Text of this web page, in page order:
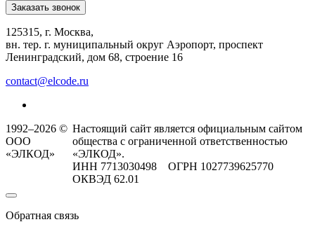
Заказать звонок
125315, г. Москва,
вн. тер. г. муниципальный округ Аэропорт, проспект
Ленинградский, дом 68, строение 16
contact@elcode.ru
1992–2026 ©
ООО
«ЭЛКОД»
Настоящий сайт является официальным сайтом
общества с ограниченной ответственностью
«ЭЛКОД».
ИНН 7713030498 ОГРН 1027739625770
ОКВЭД 62.01
Обратная связь